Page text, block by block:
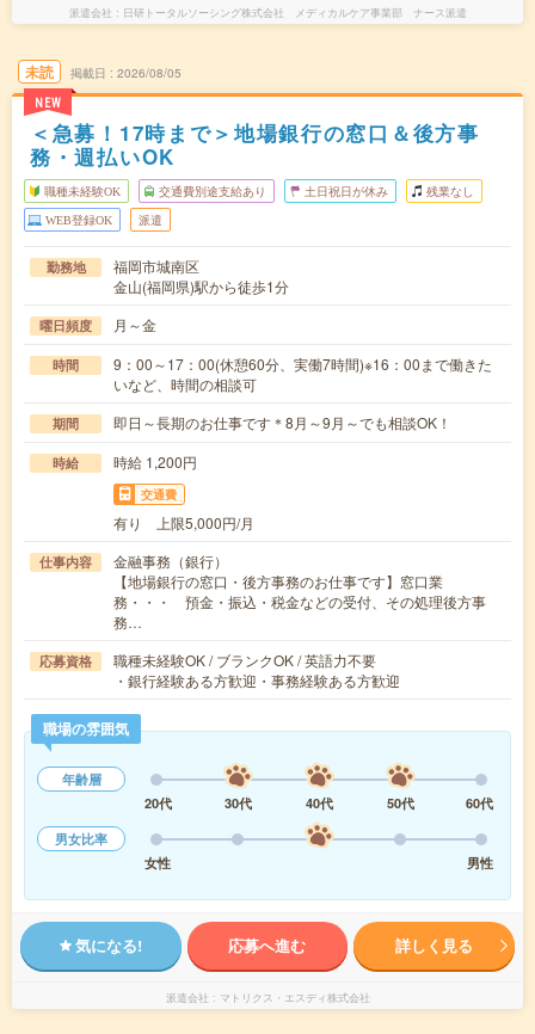
派遣会社 日研トータルソーシング株式会社 メディカルケア事業部 ナース派遣
未読
NEW
掲載日 2026/08/05
＜急募！17時まで＞地場銀行の窓口＆後方事
務・週払いOK
職種未経験OK 交通費別途支給あり 土日祝日が休み 残業なし
WEB登録OK 派遣
勤務地
福岡市城南区
金山(福岡県)駅から徒歩1分
曜日頻度 月～金
時間
9：00～17：00(休憩60分、実働7時間)※16：00まで働きた
いなど、時間の相談可
期間 即日～長期のお仕事です＊8月～9月～でも相談OK！
時給 時給 1,200円
交通費
有り 上限5,000円/月
仕事内容
金融事務（銀行）
【地場銀行の窓口・後方事務のお仕事です】窓口業
務・・・ 預金・振込・税金などの受付、その処理後方事
務…
応募資格
職種未経験OK / ブランクOK / 英語力不要
・銀行経験ある方歓迎・事務経験ある方歓迎
職場の雰囲気
年齢層
20代
30代 40代 50代
60代
男女比率
女性
男性
気になる! 応募へ進む 詳しく見る
派遣会社 マトリクス・エスディ株式会社